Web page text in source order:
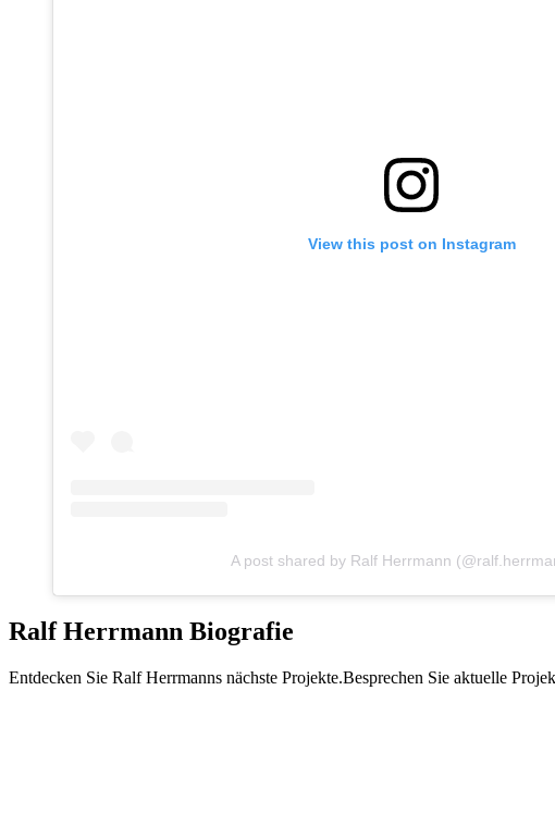
View this post on Instagram
A post shared by Ralf Herrmann
Ralf Herrmann Biografie
Entdecken Sie Ralf Herrmanns nächste Projekte.Besprechen Sie aktuelle